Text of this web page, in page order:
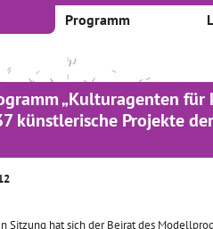
Programm
„Kulturagenten für
künstlerische Projekte
Sitzung hat sich der Beirat des